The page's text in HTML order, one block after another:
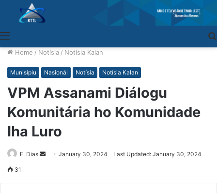
Home / Notísia / Notísia Kalan
Munisípiu Nasionál Notísia Notísia Kalan
VPM Assanami Diálogu
Komunitária ho Komunidade
Iha Luro
E. Dias
SendJanuary 30, 2024 Last Updated: January 30, 2024
31